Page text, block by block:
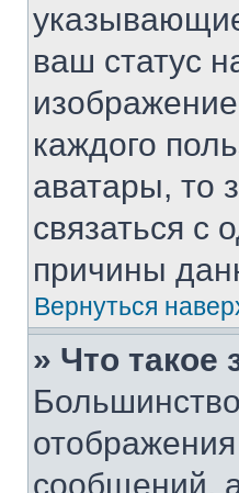
ваш статус
каждого
аватары, то
связаться с
причины
Вернуться
» Что такое
сообщений,